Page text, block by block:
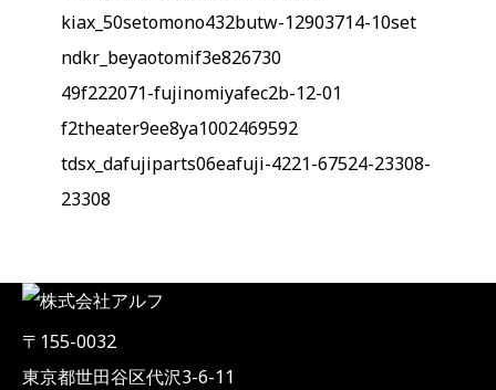
kiax_50setomono432butw-12903714-10set
ndkr_beyaotomif3e826730
49f222071-fujinomiyafec2b-12-01
f2theater9ee8ya1002469592
tdsx_dafujiparts06eafuji-4221-67524-23308-
23308
〒155-0032
東京都世田谷区代沢3-6-11